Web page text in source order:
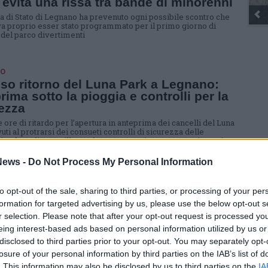
- Do Not Process My Personal Information
opt-out of the sale, sharing to third parties, or processing of your
for targeted advertising by us, please use the below opt-out
selection. Please note that after your opt-out request is processed
interest-based ads based on personal information utilized by us
to third parties prior to your opt-out. You may separately
of your personal information by third parties on the IAB’s list of
di Stato di Legnano ha prevenuto ogni possibile scontro che
proprio esser stato programmato per il primo giorno di
del parco divertimenti
ritorno del Luna Park a Legnano:
sotto la pioggia e controlli per la
ore di ritardo per l’apertura in anteprima dei cancelli del Luna
al protrarsi dei consueti controlli di sicurezza delle
Adrenalina a mille per le tre nuove giostre presenti quest’anno
con giostre, dolci e serate come
Pre-Apertura” è prevista per sabato 19 ottobre. Sabato 26
sarà il taglio del nastro e tutte le 100 attrazioni saranno aperte.
la serata di Halloween con dinosauri e tante attrazioni